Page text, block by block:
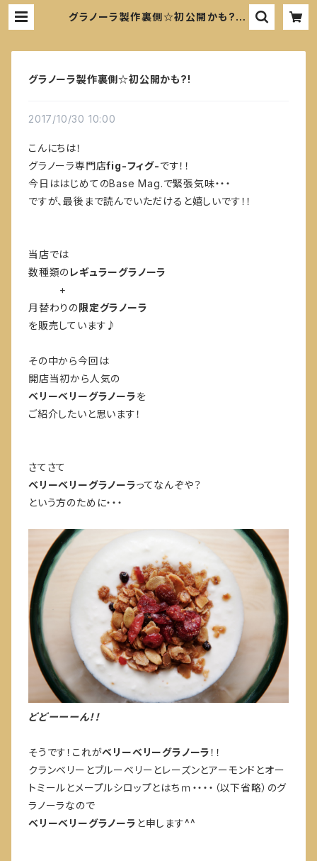
グラノーラ製作裏側☆初公開かも?! |
グラノーラ製作裏側☆初公開かも?!
2017/10/30 10:00
こんにちは！
グラノーラ専門店fig-フィグ-です！！
今日ははじめてのBase Mag.で緊張気味・・・
ですが、最後まで読んでいただけると嬉しいです！！
当店では
数種類のレギュラーグラノーラ
+
月替わりの限定グラノーラ
を販売しています♪
その中から今回は
開店当初から人気の
ベリーベリーグラノーラを
ご紹介したいと思います！
さてさて
ベリーベリーグラノーラってなんぞや？
という方のために・・・
どどーーーん！！
そうです！これがベリーベリーグラノーラ！！
クランベリーとブルーベリーとレーズンとアーモンドとオー
トミールとメープルシロップとはちｍ・・・・（以下省略）のグ
ラノーラなので
ベリーベリーグラノーラ と申します^^